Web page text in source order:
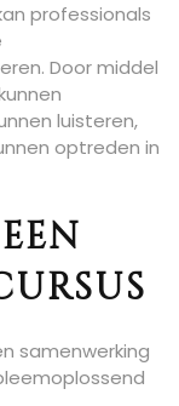
professionals
Door middel
luisteren,
optreden in
samenwerking